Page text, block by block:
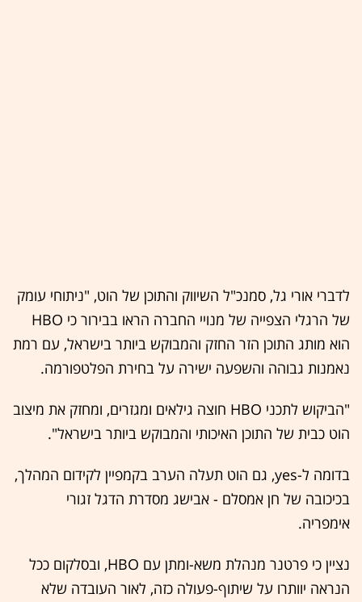
לדברי אורי גל, סמנכ"ל השיווק והתוכן של הוט, "ניתוחי עומק
של הרגלי הצפייה של מנויי החברה הראו בבירור כי HBO
הוא מותג התוכן הזר החזק והמבוקש ביותר בישראל, עם רמת
נאמנות גבוהה והשפעה ישירה על בחירת הפלטפורמה.
"הביקוש לתכני HBO חוצה גילאים ומגזרים, ומחזק את מיצוב
הוט כבית של התוכן האיכותי והמבוקש ביותר בישראל".
בדומה ל-yes, גם הוט תעלה הערב בקמפיין לקידום המהלך,
בכיכובה של חן אמסלם - אבישג מסדרת הדגל זגורי
אימפריה.
נציין כי פרטנר מנהלת משא-ומתן עם HBO, ובסלקום ככל
הנראה יוותרו על שיתוף-פעולה כזה, לאור העובדה שלא